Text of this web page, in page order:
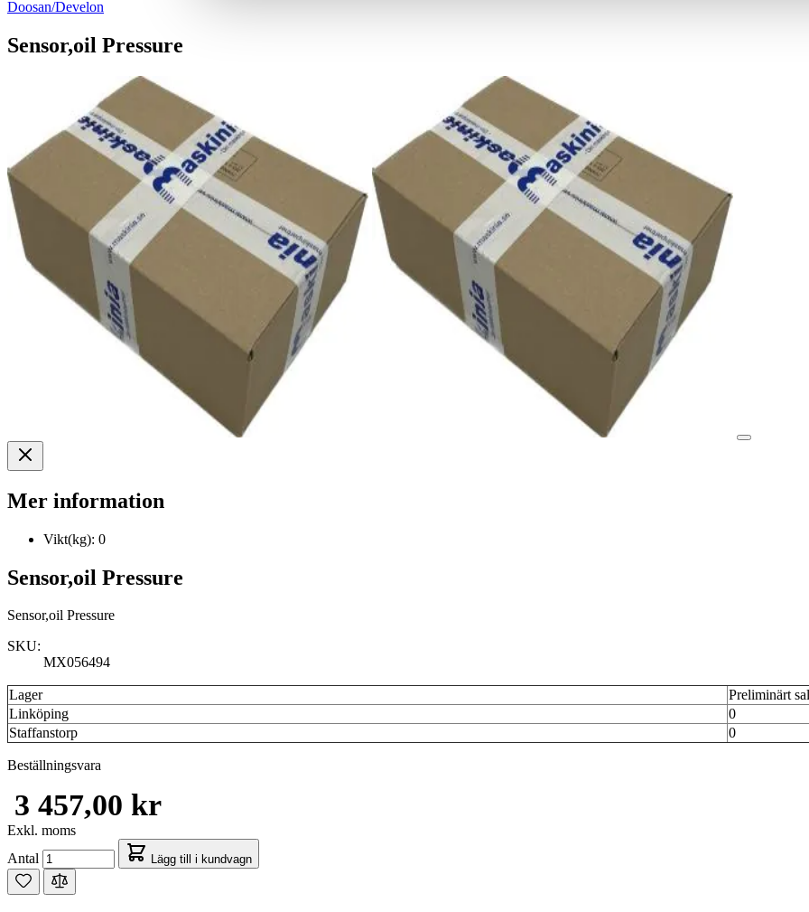
Doosan/Develon
Sensor,oil Pressure
Mer information
Vikt(kg): 0
Sensor,oil Pressure
Sensor,oil Pressure
SKU:
MX056494
Lager
Preliminärt
Linköping
0
Staffanstorp
0
Beställningsvara
3 457,00 kr
Exkl. moms
Antal
Lägg till i kundvagn